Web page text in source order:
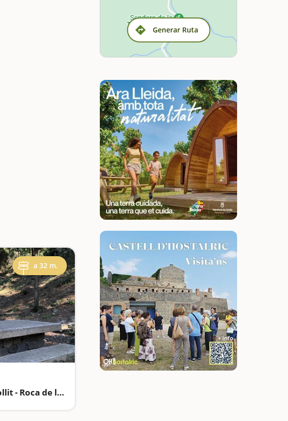
a 32 m.
Àrea de lleure de Castellfollit - Roca de l'Abella
Generar Ruta